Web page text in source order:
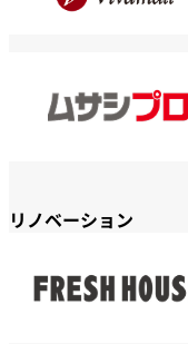
リノベーション